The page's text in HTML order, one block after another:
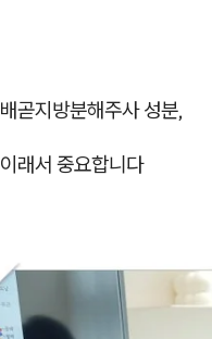
배곧지방분해주사 성분,
이래서 중요합니다